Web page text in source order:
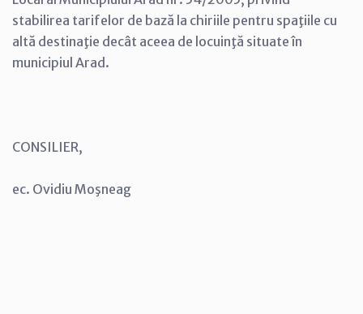
stabilirea tarifelor de bază la chiriile pentru spaţiile cu
altă destinaţie decât aceea de locuinţă situate în
municipiul Arad.
CONSILIER,
ec. Ovidiu Moşneag